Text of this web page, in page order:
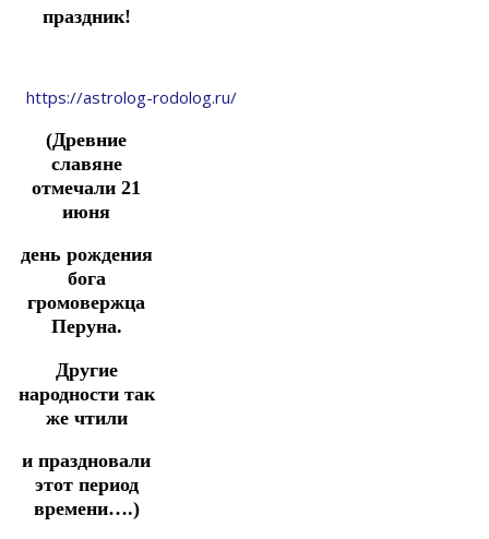
праздник!
https://astrolog-rodolog.ru/
(Древние
славяне
отмечали 21
июня
день рождения
бога
громовержца
Перуна.
Другие
народности так
же чтили
и праздновали
этот период
времени….)